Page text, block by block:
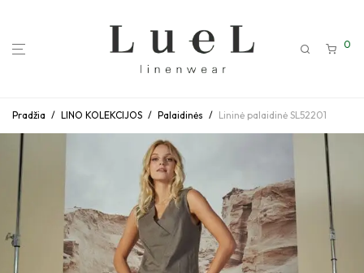
0
Pradžia / LINO KOLEKCIJOS / Palaidinės / Lininė palaidinė SL52201